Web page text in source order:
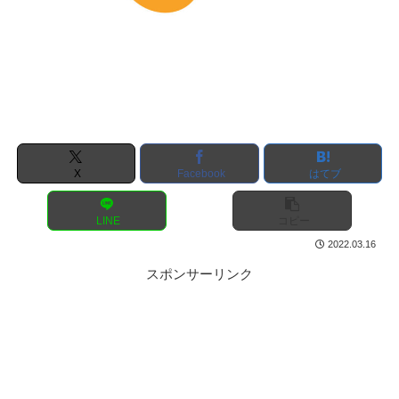
X Facebook はてブ
LINE
2022.03.16
スポンサーリンク